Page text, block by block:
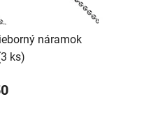
náramok
ks)